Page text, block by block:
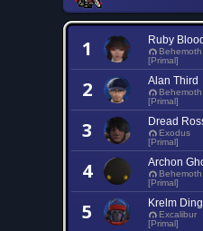
1 Ruby
Behemoth
[Primal]
2 Alan Third
Behemoth
[Primal]
3 Dread
Exodus
[Primal]
4 Archon
Behemoth
[Primal]
5 Krelm
Excalibur
[Primal]